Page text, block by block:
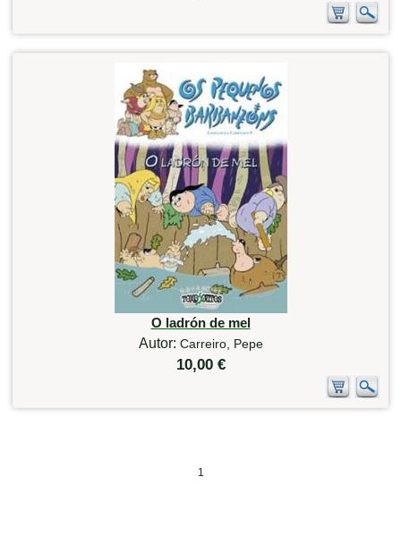
O ladrón de mel
Autor: Carreiro, Pepe
10,00 €
1